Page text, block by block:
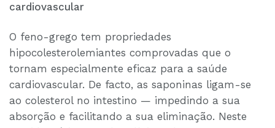
cardiovascular
O feno-grego tem propriedades
hipocolesterolemiantes comprovadas que o
tornam especialmente eficaz para a saúde
cardiovascular. De facto, as saponinas ligam-se
ao colesterol no intestino — impedindo a sua
absorção e facilitando a sua eliminação. Neste